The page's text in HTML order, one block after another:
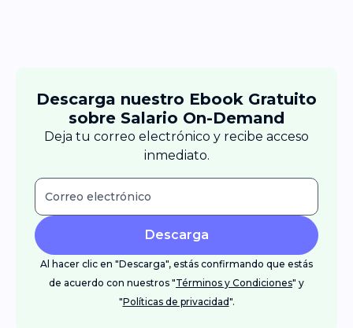
Descarga nuestro Ebook Gratuito
sobre Salario On-Demand
Deja tu correo electrónico y recibe acceso
inmediato.
Descarga
Al hacer clic en "Descarga", estás confirmando que estás
de acuerdo con nuestros "Términos y Condiciones" y
"Políticas de privacidad".